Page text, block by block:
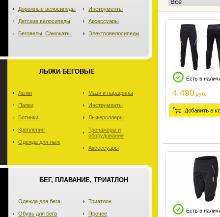
Дорожные велосипеды
Детские велосипеды
Беговелы. Самокаты.
Инструменты
Аксессуары
Электровелосипеды
ЛЫЖИ БЕГОВЫЕ
Лыжи
Палки
Ботинки
Крепления
Одежда для лыж
Мази и парафины
Инструменты
Лыжероллеры
Тренажеры и
оборудование
Аксессуары
БЕГ, ПЛАВАНИЕ, ТРИАТЛОН
Одежда для бега
Обувь для бега
Триатлон
Прочее
Есть в
4 490 руб.
Есть в